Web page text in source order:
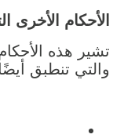
الأحكام الأخرى
والتي تنطبق